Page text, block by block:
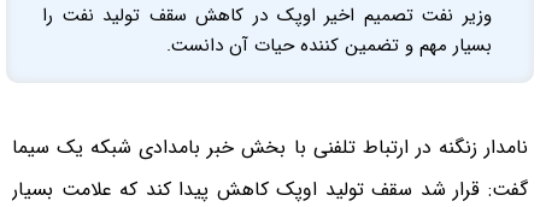
وزیر نفت تصمیم اخیر اوپک در کاهش سقف تولید نفت را
بسیار مهم و تضمین کننده حیات آن دانست.
نامدار زنگنه در ارتباط تلفنی با بخش خبر بامدادی شبکه یک سیما
گفت: قرار شد سقف تولید اوپک کاهش پیدا کند که علامت بسیار